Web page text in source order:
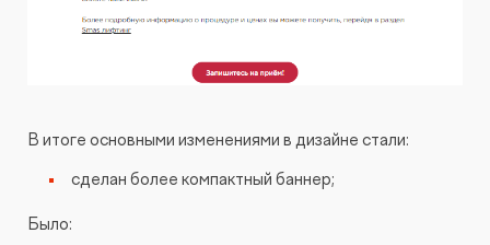
В итоге основными изменениями в дизайне стали:
сделан более компактный баннер;
Было: